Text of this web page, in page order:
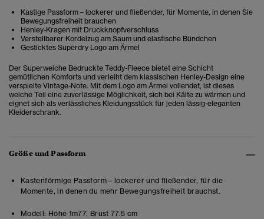
Kastige Passform – lockerer und fließender, für Momente, in denen Sie
Bewegungsfreiheit brauchen
Henley-Kragen mit Druckknopfverschluss
Verstellbarer Kordelzug am Saum und elastische Bündchen
Gesticktes Superdry Logo am Ärmel
Der Superweiche Bedruckte Teddy-Fleece bietet eine Schicht
gemütlichen Komforts und verleiht dem klassischen Henley-Design eine
verspielte Vintage-Note. Mit dem Logo am Ärmel vollendet, ist dieses
weiche Teil eine zuverlässige Möglichkeit, sich bei Kälte zu wärmen und
eignet sich als verlässliches Kleidungsstück für jeden lässig-eleganten
Kleiderschrank.
Größe und Passform
Kastenförmige Passform – lockerer und fließender, für die
Momente, in denen du mehr Bewegungsfreiheit brauchst.
Modell: Höhe 1m77. Brust 77.5 cm